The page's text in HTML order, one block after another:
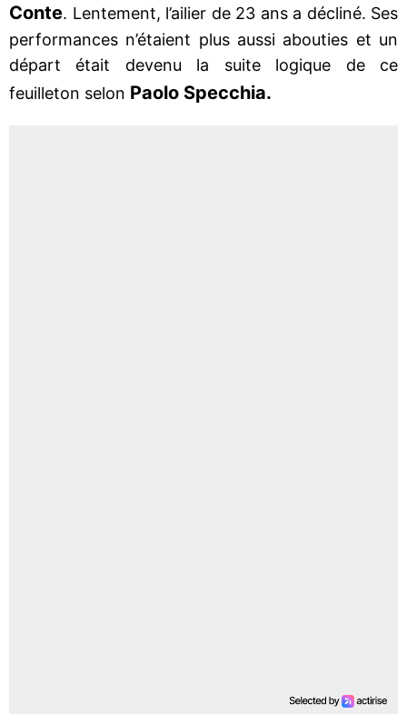
Conte. Lentement, l’ailier de 23 ans a décliné. Ses
performances n’étaient plus aussi abouties et un
départ était devenu la suite logique de ce
feuilleton selon Paolo Specchia.